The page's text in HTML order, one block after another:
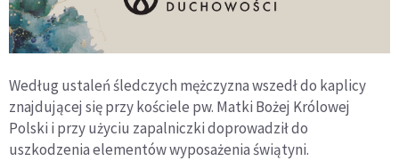
Według ustaleń śledczych mężczyzna wszedł do kaplicy
znajdującej się przy kościele pw. Matki Bożej Królowej
Polski i przy użyciu zapalniczki doprowadził do
uszkodzenia elementów wyposażenia świątyni.